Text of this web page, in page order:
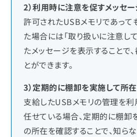
2）利用時に注意を促すメッセ
許可されたUSBメモリであって
た場合には「取り扱いに注意し
たメッセージを表示することで
とができます。
3）定期的に棚卸を実施して所
支給したUSBメモリの管理を利
任せている場合、定期的に棚卸
の所在を確認することで、知ら